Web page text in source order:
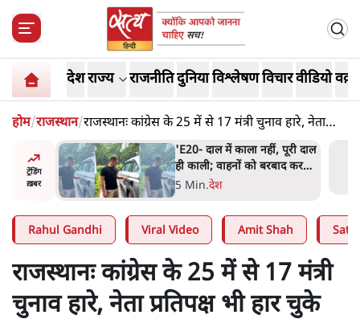
देशराज्य राजनीतिदुनियाविश्लेषणविचारवीडियो
होम/राजस्थान/राजस्थानः कांग्रेस के 25 में से 17 मंत्री चुनाव हारे, नेता
प्रतिपक्ष भी हार चुके
ट्रेंडिंग
ख़बर
'E20- दाल में काला नहीं, पूरी दाल
ही काली; वाहनों को बरबाद कर
रहा है इथेनॉल': राहुल
5 Min.देश
Rahul Gandhi Viral Video Amit Shah
राजस्थानः कांग्रेस के 25 में से 17 मंत्री
चुनाव हारे, नेता प्रतिपक्ष भी हार चुके